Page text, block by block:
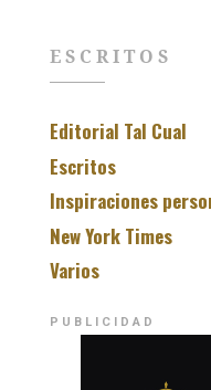
ESCRITOS
Editorial Tal Cual
Escritos
Inspiraciones
New York Times
Varios
PUBLICIDAD